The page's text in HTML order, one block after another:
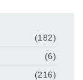
(182)
(6)
(216)